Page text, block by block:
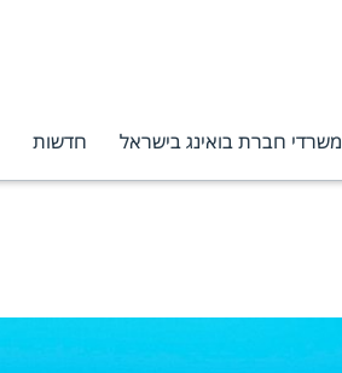
משרדי חברת בואינג בישראל חדשות